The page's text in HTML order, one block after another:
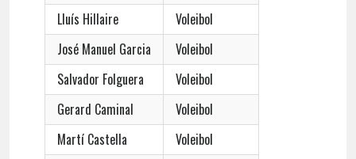
Lluís Hillaire
Voleibol
José Manuel Garcia
Voleibol
Salvador Folguera
Voleibol
Gerard Caminal
Voleibol
Martí Castella
Voleibol